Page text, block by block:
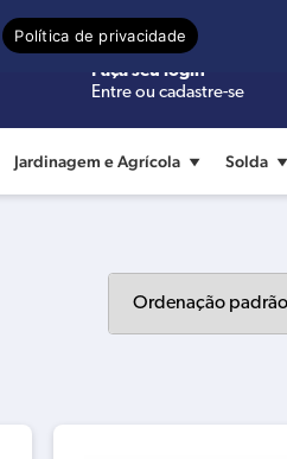
Precisa de ajuda?
Faça seu login
Entre ou cadastre-se
Jardinagem e Agrícola Solda
Política de privacidade